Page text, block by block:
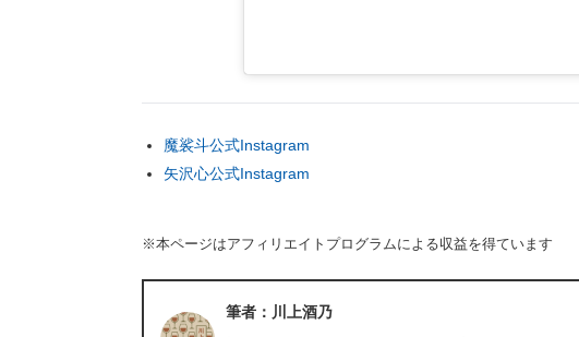
魔裟斗公式Instagram
矢沢心公式Instagram
※本ページはアフィリエイトプログラムによる収益を得ています
筆者：川上酒乃